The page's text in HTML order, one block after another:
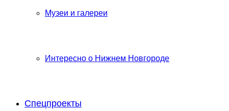
Музеи и галереи
Интересно о Нижнем Новгороде
Спецпроекты